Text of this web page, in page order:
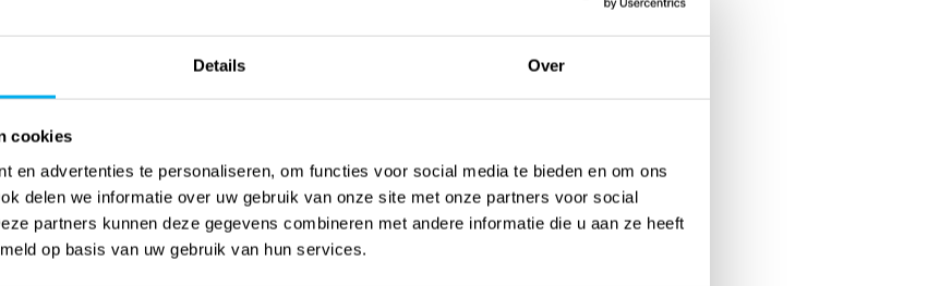
Details Over
cookies
en advertenties te personaliseren, om functies voor social media te bieden en om ons
delen we informatie over uw gebruik van onze site met onze partners voor social
partners kunnen deze gegevens combineren met andere informatie die u aan ze heeft
op basis van uw gebruik van hun services.
deze keuken zijn de greeplijsten en plinten van Gun Metal.